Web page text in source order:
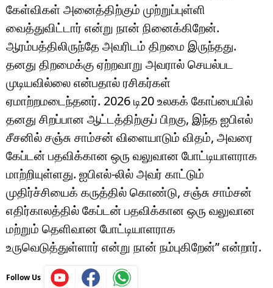
கேள்விகள் அனைத்திற்கும் முற்றுப்புள்ளி
வைத்துவிட்டார் என்று நான் நினைக்கிறேன்.
ஆரம்பத்திலிருந்தே அவரிடம் திறமை இருந்தது.
தனது திறமைக்கு ஏற்றவாறு அவரால் செயல்பட
முடியவில்லை என்பதால் ரசிகர்கள்
ஏமாற்றமடைந்தனர். 2026 டி20 உலகக் கோப்பையில்
தனது சிறப்பான ஆட்டத்திற்குப் பிறகு, இந்த ஐபிஎல்
சீசனில் சஞ்சு சாம்சன் விளையாடும் விதம், அவரை
கேப்டன் பதவிக்கான ஒரு வலுவான போட்டியாளராக
மாற்றியுள்ளது. ஐபிஎல்-லில் அவர் காட்டும்
முதிர்ச்சியைக் கருத்தில் கொண்டு, சஞ்சு சாம்சன்
எதிர்காலத்தில் கேப்டன் பதவிக்கான ஒரு வலுவான
மற்றும் தெளிவான போட்டியாளராக
உருவெடுத்துள்ளார் என்று நான் நம்புகிறேன்” என்றார்.
Follow Us